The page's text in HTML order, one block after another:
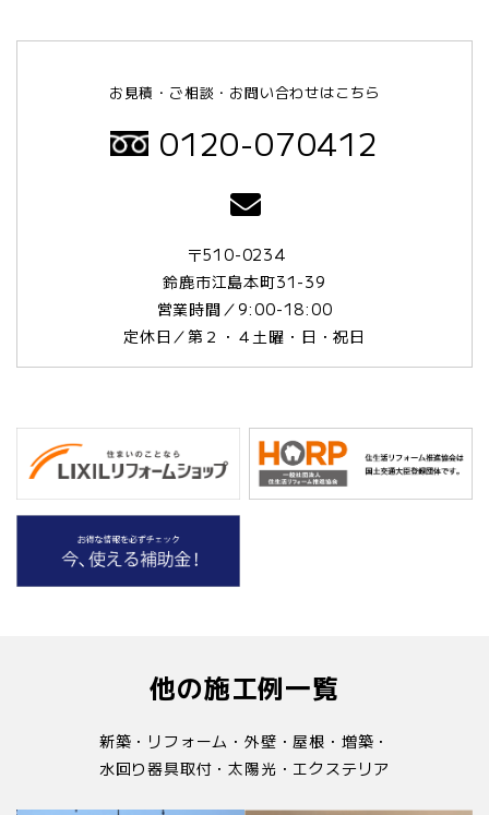
お見積・ご相談・お問い合わせはこちら
0120-070412
〒510-0234
鈴鹿市江島本町31-39
営業時間／9:00-18:00
定休日／第２・４土曜・日・祝日
他の施工例一覧
新築・リフォーム・外壁・屋根・増築・
水回り器具取付・太陽光・エクステリア